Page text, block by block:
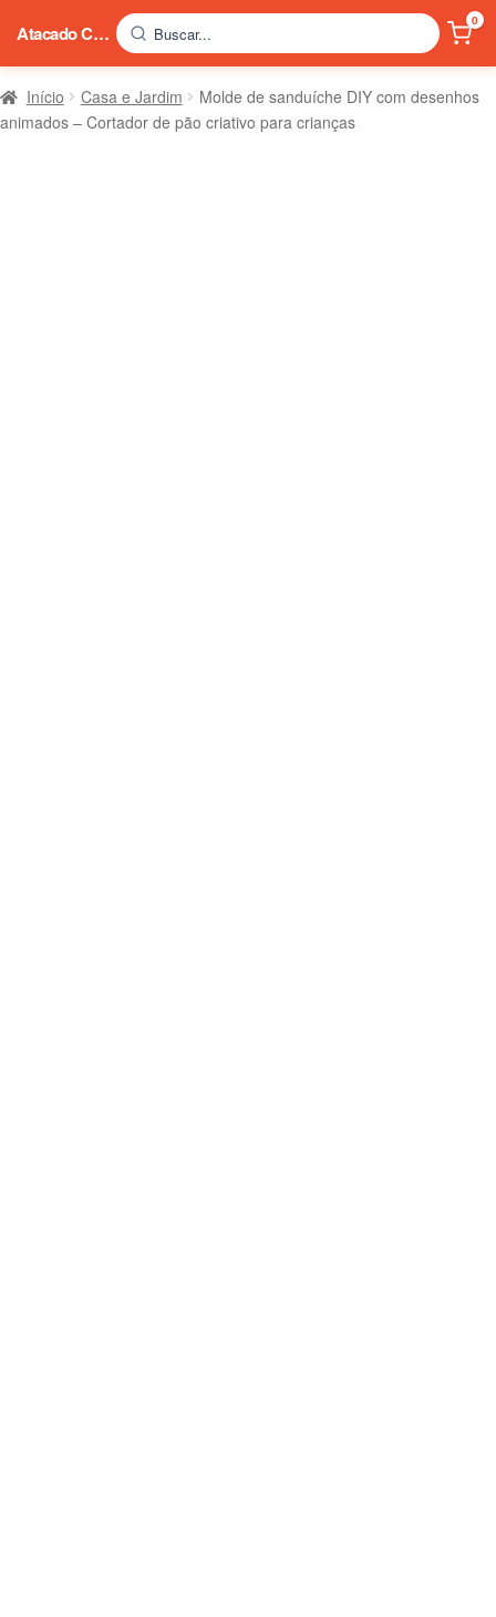
Início Casa e Jardim
Molde de sanduíche DIY com desenhos
animados – Cortador de pão criativo para crianças
Atacado China Buscar...
0